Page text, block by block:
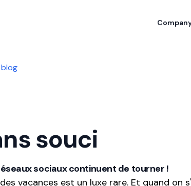
souci
sociaux continuent de tourner !
vacances est un luxe rare. Et quand on